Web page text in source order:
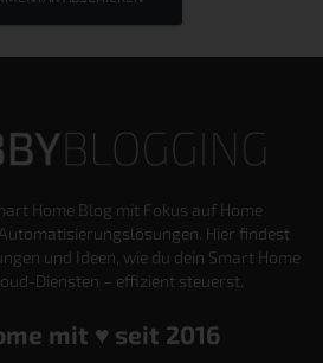
Home Blog mit Fokus auf Home
Hier findest
und Ideen, wie du dein Smart Home
Diensten – effizient steuerst.
mit ♥️ seit 2016